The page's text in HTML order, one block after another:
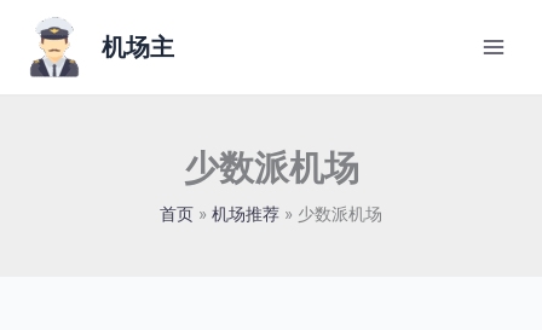
机场主
少数派机场
首页 机场推荐 少数派机场